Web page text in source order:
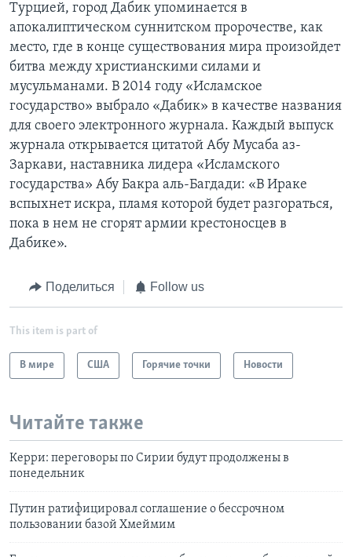
Турцией, город Дабик упоминается в
апокалиптическом суннитском пророчестве, как
место, где в конце существования мира произойдет
битва между христианскими силами и
мусульманами. В 2014 году «Исламское
государство» выбрало «Дабик» в качестве названия
для своего электронного журнала. Каждый выпуск
журнала открывается цитатой Абу Мусаба аз-
Заркави, наставника лидера «Исламского
государства» Абу Бакра аль-Багдади: «В Ираке
вспыхнет искра, пламя которой будет разгораться,
пока в нем не сгорят армии крестоносцев в
Дабике».
Поделиться Follow us
This item is part of
В мире США Горячие точки Новости
Читайте также
Керри: переговоры по Сирии будут продолжены в
понедельник
Путин ратифицировал соглашение о бессрочном
пользовании базой Хмеймим